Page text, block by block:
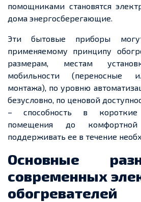
помощниками становятся
дома энергосберегающие.
Эти бытовые приборы
применяемому принципу
размерам, местам
мобильности (переносные
монтажа), по уровню
безусловно, по ценовой
– способность в
помещения до
поддерживать ее в течение
Основные
современных
обогревателей